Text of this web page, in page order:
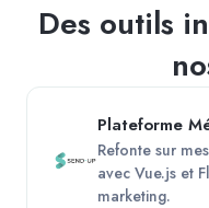
Des outils
Plateforme
Refonte sur
avec Vue.js et
marketing.